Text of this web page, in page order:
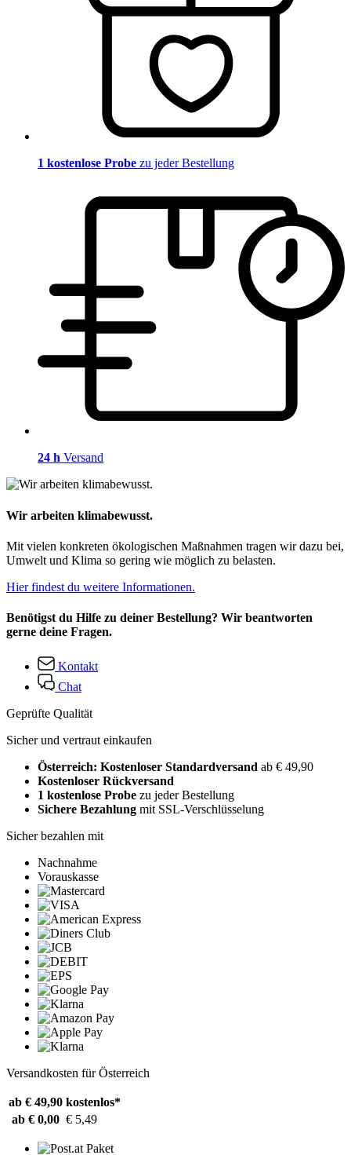
1 kostenlose Probe zu jeder Bestellung
24 h Versand
Wir arbeiten klimabewusst.
Mit vielen konkreten ökologischen Maßnahmen tragen wir dazu bei,
Umwelt und Klima so gering wie möglich zu belasten.
Hier findest du weitere Informationen.
Benötigst du Hilfe zu deiner Bestellung? Wir beantworten
gerne deine Fragen.
Kontakt
Chat
Geprüfte Qualität
Sicher und vertraut einkaufen
Österreich: Kostenloser Standardversand ab € 49,90
Kostenloser Rückversand
1 kostenlose Probe zu jeder Bestellung
Sichere Bezahlung mit SSL-Verschlüsselung
Sicher bezahlen mit
Nachnahme
Vorauskasse
Versandkosten für Österreich
ab € 49,90 kostenlos*
ab € 0,00 € 5,49